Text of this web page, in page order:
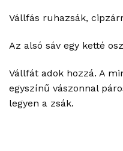
Vállfás ruhazsák,
Az alsó sáv egy ketté
Vállfát adok hozzá. A
egyszínű vászonnal
legyen a zsák.